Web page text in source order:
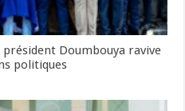
président Doumbouya ravive
politiques